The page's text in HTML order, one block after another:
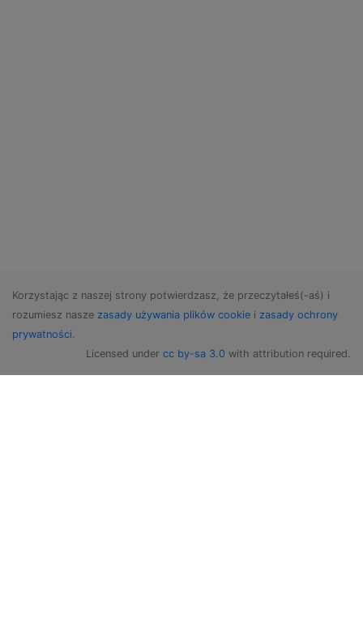
Korzystając z naszej strony potwierdzasz, że przeczytałeś(-aś) i
rozumiesz nasze zasady używania plików cookie i zasady ochrony
prywatności.
Licensed under cc by-sa 3.0 with attribution required.